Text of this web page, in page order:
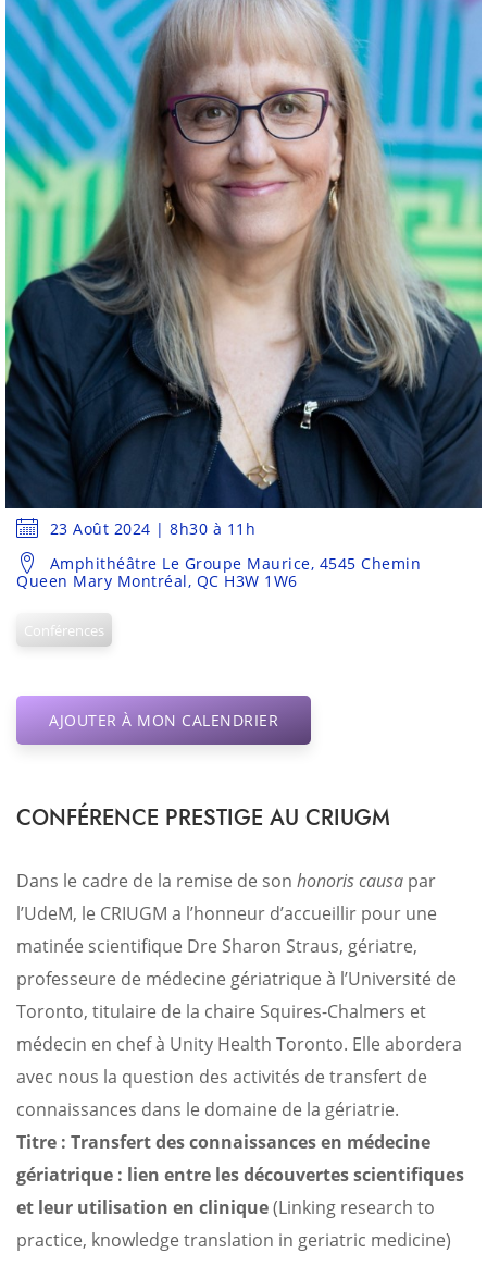
23 Août 2024 | 8h30 à 11h
Amphithéâtre Le Groupe Maurice, 4545 Chemin
Queen Mary Montréal, QC H3W 1W6
Conférences
AJOUTER À MON CALENDRIER
CONFÉRENCE PRESTIGE AU CRIUGM
Dans le cadre de la remise de son honoris causa par
l’UdeM, le CRIUGM a l’honneur d’accueillir pour une
matinée scientifique Dre Sharon Straus, gériatre,
professeure de médecine gériatrique à l’Université de
Toronto, titulaire de la chaire Squires-Chalmers et
médecin en chef à Unity Health Toronto. Elle abordera
avec nous la question des activités de transfert de
connaissances dans le domaine de la gériatrie.
Titre : Transfert des connaissances en médecine
gériatrique : lien entre les découvertes scientifiques
et leur utilisation en clinique(Linking research to
practice, knowledge translation in geriatric medicine)